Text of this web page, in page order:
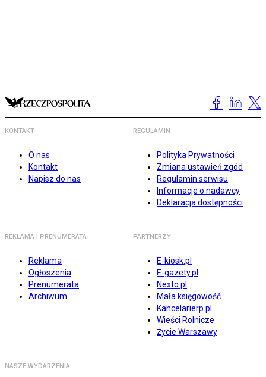
KONTAKT
O nas
Kontakt
Napisz do nas
REGULAMIN
Polityka Prywatności
Zmiana ustawień zgód
Regulamin serwisu
Informacje o nadawcy
Deklaracja dostępności
REKLAMA I PRENUMERATA
Reklama
Ogłoszenia
Prenumerata
Archiwum
PARTNERZY
E-kiosk.pl
E-gazety.pl
Nexto.pl
Mała księgowość
Kancelarierp.pl
Wieści Rolnicze
Życie Warszawy
NASZE WYDARZENIA